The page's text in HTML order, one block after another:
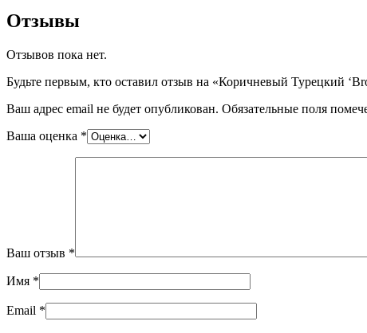
Отзывы
Отзывов пока нет.
Будьте первым, кто оставил отзыв на «Коричневый Турецкий
Ваш адрес email не будет опубликован. Обязательные поля
Ваша оценка *
Ваш отзыв *
Имя *
Email *